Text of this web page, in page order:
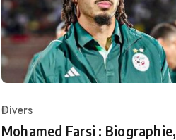
Category
Divers
Mohamed Farsi : Biographie,